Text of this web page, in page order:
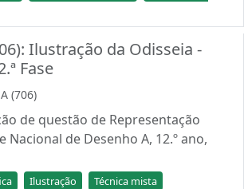
Ilustração da Odisseia -
Fase
(706)
de questão de Representação
Nacional de Desenho A, 12.º ano,
Ilustração
Técnica mista